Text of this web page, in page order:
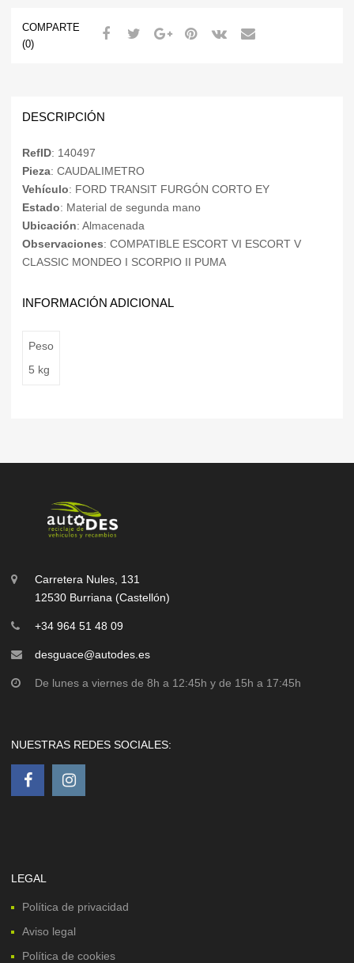
COMPARTE
(0)
DESCRIPCIÓN
RefID: 140497
Pieza: CAUDALIMETRO
Vehículo: FORD TRANSIT FURGÓN CORTO EY
Estado: Material de segunda mano
Ubicación: Almacenada
Observaciones: COMPATIBLE ESCORT VI ESCORT V
CLASSIC MONDEO I SCORPIO II PUMA
INFORMACIÓN ADICIONAL
Peso
5 kg
Carretera Nules, 131
12530 Burriana (Castellón)
+34 964 51 48 09
desguace@autodes.es
De lunes a viernes de 8h a 12:45h y de 15h a 17:45h
NUESTRAS REDES SOCIALES:
LEGAL
Política de privacidad
Aviso legal
Política de cookies